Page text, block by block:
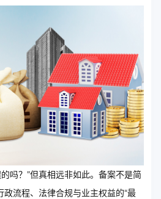
吗？”但真相远非如此。备案不是简
政流程、法律合规与业主权益的“最